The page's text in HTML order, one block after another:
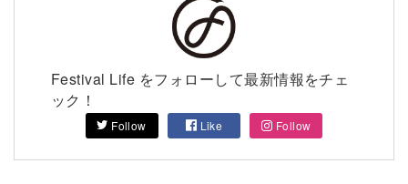
Festival Life をフォローして最新情報をチェ
ック！
Follow Like Follow